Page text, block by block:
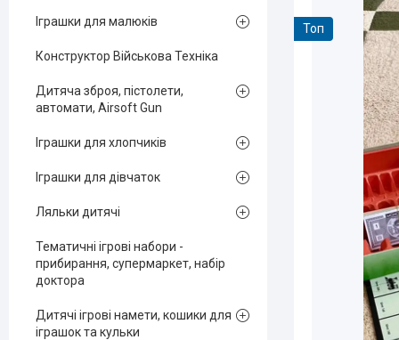
Топ
Іграшки для малюків
Конструктор Військова Техніка
Дитяча зброя, пістолети,
автомати, Airsoft Gun
Іграшки для хлопчиків
Іграшки для дівчаток
Ляльки дитячі
Тематичні ігрові набори -
прибирання, супермаркет, набір
доктора
Дитячі ігрові намети, кошики для
іграшок та кульки